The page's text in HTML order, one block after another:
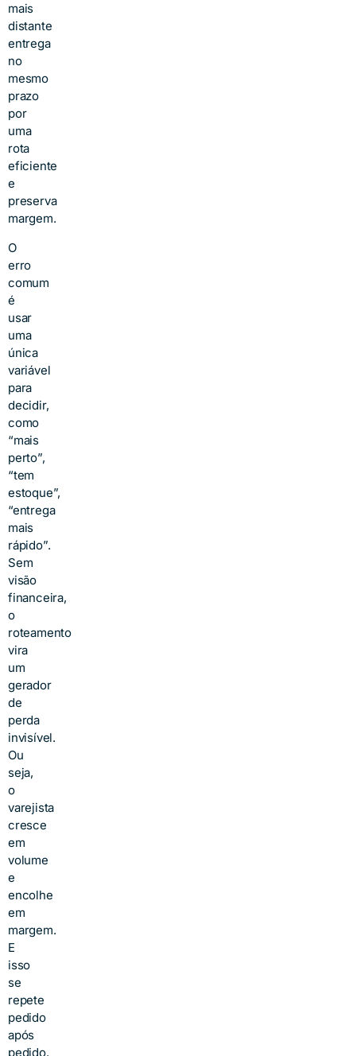
mais
distante
entrega
no
mesmo
prazo
por
uma
rota
eficiente
e
preserva
margem.
O
erro
comum
é
usar
uma
única
variável
para
decidir,
como
“mais
perto”,
“tem
estoque”,
“entrega
mais
rápido”.
Sem
visão
financeira,
o
roteamento
vira
um
gerador
de
perda
invisível.
Ou
seja,
o
varejista
cresce
em
volume
e
encolhe
em
margem.
E
isso
se
repete
pedido
após
pedido.